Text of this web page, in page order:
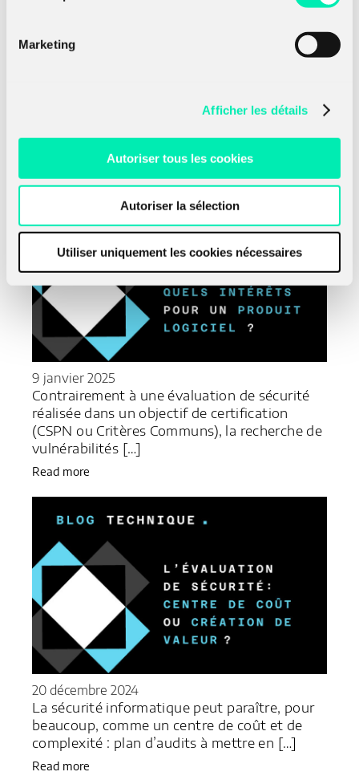
Marketing
Afficher les détails
Autoriser tous les cookies
Autoriser la sélection
Utiliser uniquement les cookies nécessaires
découvrez le témoignage de Vincent Cardon,
Président de Tranquil IT.
9 janvier 2025
Contrairement à une évaluation de sécurité
réalisée dans un objectif de certification
(CSPN ou Critères Communs), la recherche de
vulnérabilités […]
Read more
20 décembre 2024
La sécurité informatique peut paraître, pour
beaucoup, comme un centre de coût et de
complexité : plan d’audits à mettre en […]
Read more